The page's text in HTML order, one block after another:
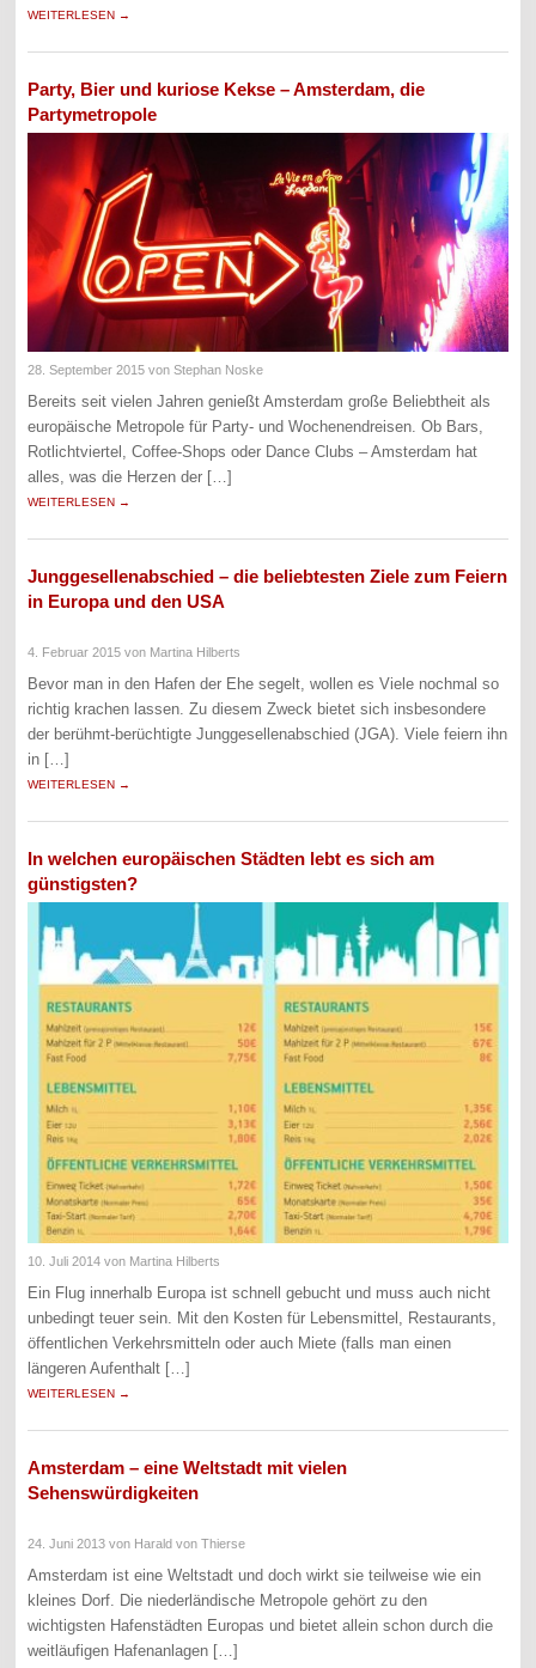
WEITERLESEN →
Party, Bier und kuriose Kekse – Amsterdam, die
Partymetropole
28. September 2015 von Stephan Noske
Bereits seit vielen Jahren genießt Amsterdam große Beliebtheit als
europäische Metropole für Party- und Wochenendreisen. Ob Bars,
Rotlichtviertel, Coffee-Shops oder Dance Clubs – Amsterdam hat
alles, was die Herzen der […]
WEITERLESEN →
Junggesellenabschied – die beliebtesten Ziele zum Feiern
in Europa und den USA
4. Februar 2015 von Martina Hilberts
Bevor man in den Hafen der Ehe segelt, wollen es Viele nochmal so
richtig krachen lassen. Zu diesem Zweck bietet sich insbesondere
der berühmt-berüchtigte Junggesellenabschied (JGA). Viele feiern ihn
in […]
WEITERLESEN →
In welchen europäischen Städten lebt es sich am
günstigsten?
10. Juli 2014 von Martina Hilberts
Ein Flug innerhalb Europa ist schnell gebucht und muss auch nicht
unbedingt teuer sein. Mit den Kosten für Lebensmittel, Restaurants,
öffentlichen Verkehrsmitteln oder auch Miete (falls man einen
längeren Aufenthalt […]
WEITERLESEN →
Amsterdam – eine Weltstadt mit vielen
Sehenswürdigkeiten
24. Juni 2013 von Harald von Thierse
Amsterdam ist eine Weltstadt und doch wirkt sie teilweise wie ein
kleines Dorf. Die niederländische Metropole gehört zu den
wichtigsten Hafenstädten Europas und bietet allein schon durch die
weitläufigen Hafenanlagen […]